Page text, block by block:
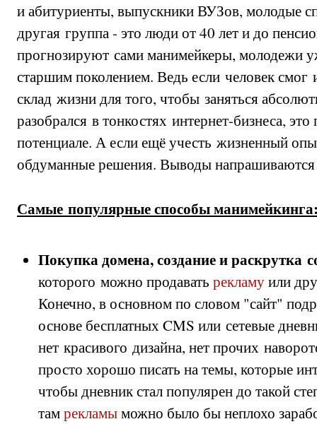
и абитуриенты, выпускники ВУЗов, молодые
другая группа - это люди от 40 лет и до
прогнозируют сами манимейкеры, молодежи
старшим поколением. Ведь если человек
склад жизни для того, чтобы заняться
разобрался в тонкостях интернет-бизнеса,
потенциале. А если ещё учесть жизненный
обдуманные решения. Выводы
Самые популярные способы
Покупка домена, создание и раскрутка
которого можно продавать рекламуили
Конечно, в основном по словом "сайт"
основе бесплатных CMS или сетевые
нет красивого дизайна, нет прочих
просто хорошо писать на темы, которые
чтобы дневник стал популярен до такой
тамрекламыможно было бы неплохо